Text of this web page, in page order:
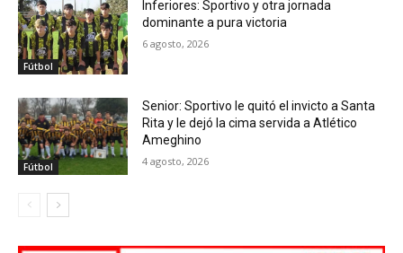
Fútbol
Inferiores: Sportivo y otra jornada
dominante a pura victoria
6 agosto, 2026
Fútbol
Senior: Sportivo le quitó el invicto a Santa
Rita y le dejó la cima servida a Atlético
Ameghino
4 agosto, 2026